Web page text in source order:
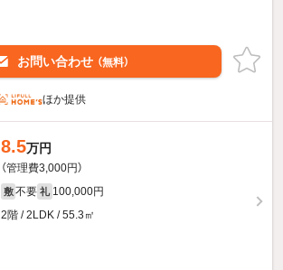
お問い合わせ （無料）
ほか提供
8.5万円
（管理費3,000円）
敷 不要 礼 100,000円
2階 / 2LDK / 55.3㎡